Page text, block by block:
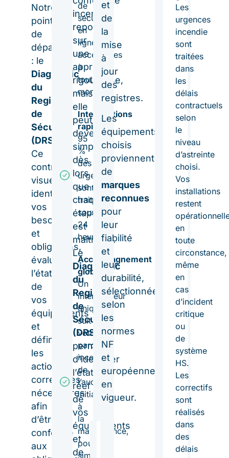
Notre
point
de
départ
: le
Diagnostic
du
Registre
de
Sécurité
(DRS)
Ce
contrôle
visuel
identifie
vos
besoins
et
obligations,
évalue
l’état
de
vos
équipements
et
définit
les
actions
correctives
nécessaires
afin
d’être
conforme
aux
de
sécurité
en
ligne,
accessibles
à
tout
moment.
Interventions
rapides
95
%
des
urgences
sont
traitées
sous
24
heures.
Accompagnement
global
Un
interlocuteur
unique
suit
votre
parc
incendie,
de
l’audit
initial
à
la
maintenance,
pour
simplifier
incendie
repose
sur
une
approche
rigoureuse,
mais
elle
peut
devenir
simple
dès
lors
que
chaque
étape
est
maîtrisée.
Le
Diagnostic
du
Registre
de
Sécurité
(DRS)
permet
d’identifier
l’état
réel
de
vos
équipements
et
de
et
de
la
mise
à
jour
des
registres.
Les
équipements
choisis
proviennent
de
marques
reconnues
pour
leur
fiabilité
et
leur
durabilité,
sélectionnées
selon
les
normes
NF
et
européennes
en
vigueur.
Les
urgences
incendie
sont
traitées
dans
les
délais
contractuels
selon
le
niveau
d’astreinte
choisi.
Vos
installations
restent
en
toute
circonstance,
même
en
cas
d’incident
critique
ou
de
système
HS.
Les
correctifs
sont
réalisés
dans
des
délais